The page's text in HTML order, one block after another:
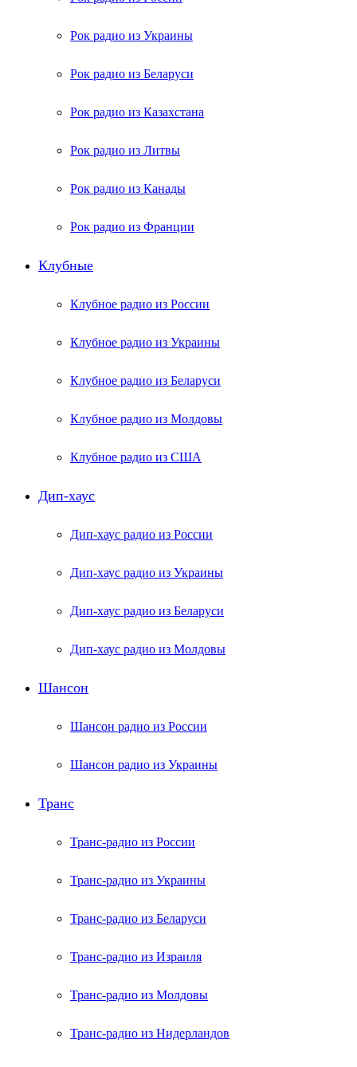
Рок радио из Украины
Рок радио из Беларуси
Рок радио из Казахстана
Рок радио из Литвы
Рок радио из Канады
Рок радио из Франции
Клубные
Клубное радио из России
Клубное радио из Украины
Клубное радио из Беларуси
Клубное радио из Молдовы
Клубное радио из США
Дип-хаус
Дип-хаус радио из России
Дип-хаус радио из Украины
Дип-хаус радио из Беларуси
Дип-хаус радио из Молдовы
Шансон
Шансон радио из России
Шансон радио из Украины
Транс
Транс-радио из России
Транс-радио из Украины
Транс-радио из Беларуси
Транс-радио из Израиля
Транс-радио из Молдовы
Транс-радио из Нидерландов